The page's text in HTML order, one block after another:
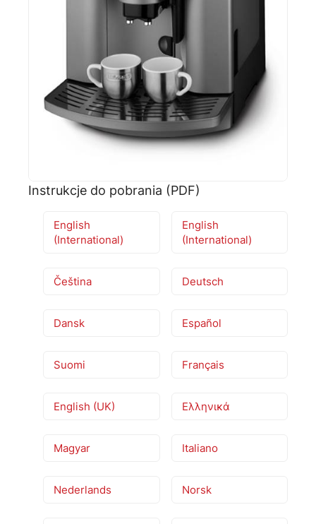
Instrukcje do pobrania (PDF)
English
(International)
English
(International)
Čeština Deutsch
Dansk Español
Suomi Français
English (UK) Ελληνικά
Magyar Italiano
Nederlands Norsk
Reklamacja naprawy